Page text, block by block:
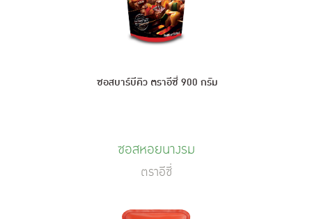
ซอสบาร์บีคิว ตราอีซี่ 900 กรัม
ซอสหอยนางรม
ตราอีซี่